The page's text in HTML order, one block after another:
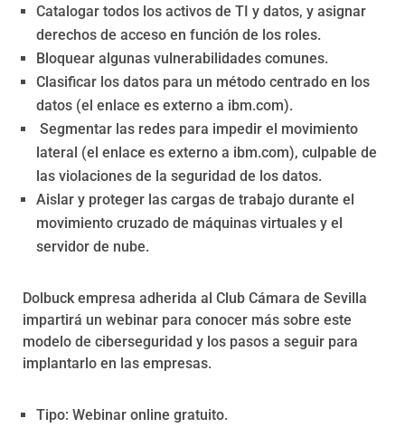
Catalogar todos los activos de TI y datos, y asignar
derechos de acceso en función de los roles.
Bloquear algunas vulnerabilidades comunes.
Clasificar los datos para un método centrado en los
datos (el enlace es externo a ibm.com).
Segmentar las redes para impedir el movimiento
lateral (el enlace es externo a ibm.com), culpable de
las violaciones de la seguridad de los datos.
Aislar y proteger las cargas de trabajo durante el
movimiento cruzado de máquinas virtuales y el
servidor de nube.
Dolbuck empresa adherida al Club Cámara de Sevilla
impartirá un webinar para conocer más sobre este
modelo de ciberseguridad y los pasos a seguir para
implantarlo en las empresas.
Tipo: Webinar online gratuito.